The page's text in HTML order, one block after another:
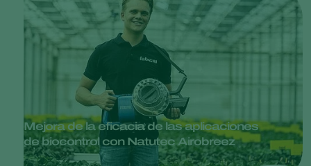
Mejora de la eficacia de las aplicaciones
de biocontrol con Natutec Airobreez